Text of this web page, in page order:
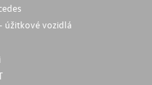
úžitkové vozidlá